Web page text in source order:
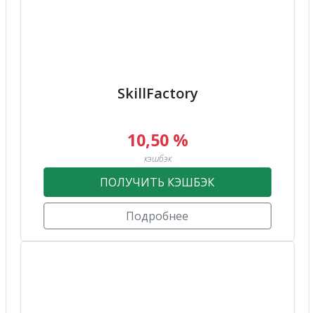
SkillFactory
10,50 %
кэшбэк
ПОЛУЧИТЬ КЭШБЭК
Подробнее